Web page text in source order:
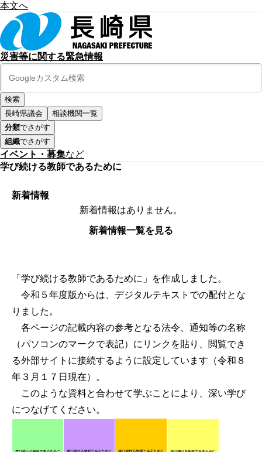
本文へ
災害等に関する緊急情報
長崎県議会
相談機関一覧
分類でさがす
組織でさがす
イベント・募集など
学び続ける教師であるために
新着情報
新着情報はありません。
新着情報一覧を見る
「学び続ける教師であるために」を作成しました。
令和５年度版からは、デジタルテキストでの配付とな
りました。
各ページの記載内容の参考となる法令、通知等の名称
（パソコンのマークで表記）にリンクを貼り、閲覧でき
る外部サイトに接続するように設定しています（令和８
年３月１７日現在）。
このような資料と合わせて学ぶことにより、深い学び
につなげてください。